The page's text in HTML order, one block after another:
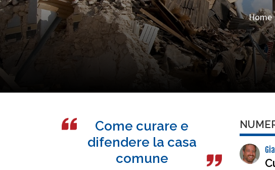
Home
Come curare e
difendere la casa
comune